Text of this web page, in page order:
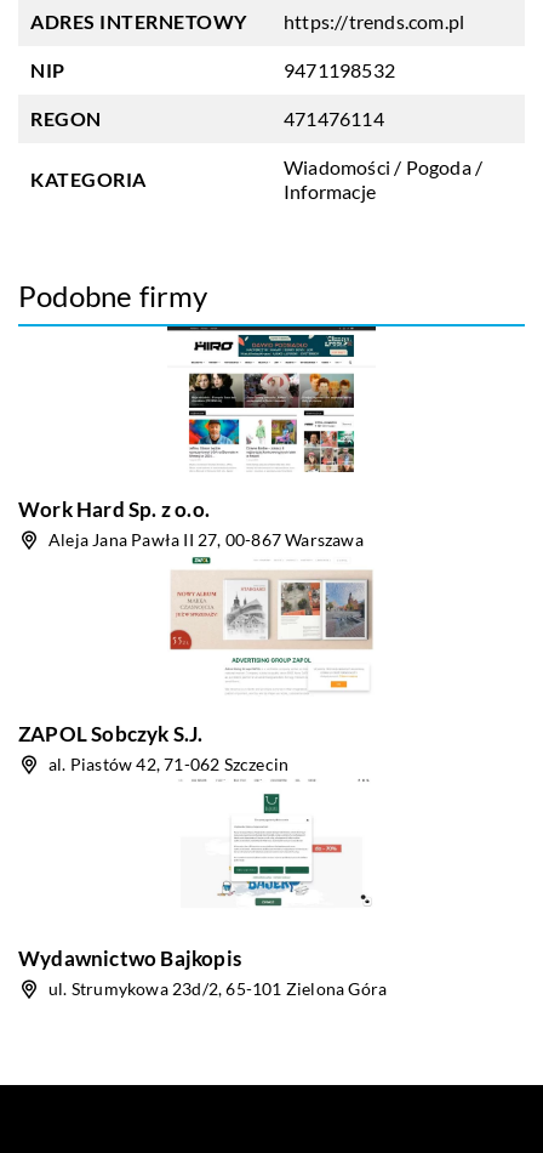
ADRES INTERNETOWY https://trends.com.pl
NIP 9471198532
REGON 471476114
KATEGORIA
Wiadomości / Pogoda /
Informacje
Podobne firmy
Work Hard Sp. z o.o.
Aleja Jana Pawła II 27, 00-867 Warszawa
ZAPOL Sobczyk S.J.
al. Piastów 42, 71-062 Szczecin
Wydawnictwo Bajkopis
ul. Strumykowa 23d/2, 65-101 Zielona Góra